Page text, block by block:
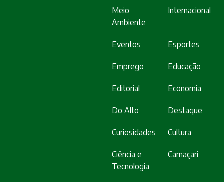
Meio
Ambiente
Internacional
Eventos Esportes
Emprego Educação
Editorial Economia
Do Alto Destaque
Curiosidades Cultura
Ciência e
Tecnologia
Camaçari